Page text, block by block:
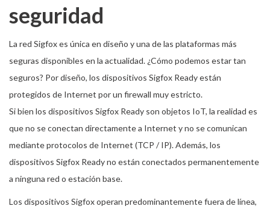
seguridad
La red Sigfox es única en diseño y una de las plataformas más
seguras disponibles en la actualidad. ¿Cómo podemos estar tan
seguros? Por diseño, los dispositivos Sigfox Ready están
protegidos de Internet por un firewall muy estricto.
Si bien los dispositivos Sigfox Ready son objetos IoT, la realidad es
que no se conectan directamente a Internet y no se comunican
mediante protocolos de Internet (TCP / IP). Además, los
dispositivos Sigfox Ready no están conectados permanentemente
a ninguna red o estación base.
Los dispositivos Sigfox operan predominantemente fuera de línea,